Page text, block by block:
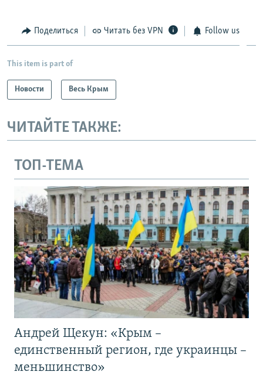
Поделиться Читать без VPN Follow us
This item is part of
Новости Весь Крым
ЧИТАЙТЕ ТАКЖЕ:
ТОП-ТЕМА
Андрей Щекун: «Крым –
единственный регион, где украинцы –
меньшинство»